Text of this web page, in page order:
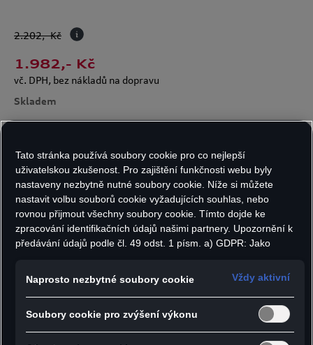
2.202,- Kč
1.982,- Kč
vč. DPH, bez nákladů na dopravu
Skladem
Počet kusů:
Do košíku
Taška s pečujícími přípravky z černého,
kvalitního nylonu obsahuje vše potřebné k
dosažení dokonalého výsledku po základním
Tato stránka používá soubory cookie pro co nejlepší
uživatelskou zkušenost. Pro zajištění funkčnosti webu byly
nastaveny nezbytně nutné soubory cookie. Níže si můžete
nastavit volbu souborů cookie vyžadujících souhlas, nebo
rovnou přijmout všechny soubory cookie. Tímto dojde ke
zpracování identifikačních údajů našimi partnery. Upozornění k
předávání údajů podle čl. 49 odst. 1 písm. a) GDPR: Jako
používán Google Analytics. Nelze vyloučit, že společnost
Google Ireland jako náš smluvní partner předává osobní údaje
státech neexistuje úroveň ochrany osobních údajů věcně
rovnocenná Evropské unii a chybí rozhodnutí Evropské komise
Naprosto nezbytné soubory cookie Vždy aktivní
Soubory cookie pro zvýšení výkonu